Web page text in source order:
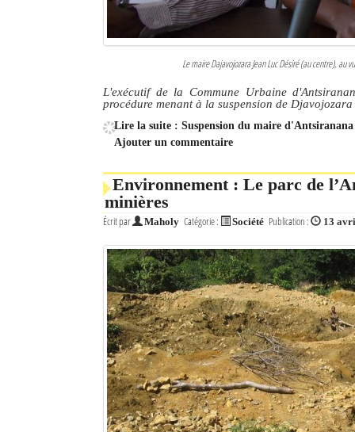
Le maire Dajavojozara Jean Luc Désiré (au centre),
L'exécutif de la Commune Urbaine
procédure menant à la suspension de
Lire la suite : Suspension du maire
Ajouter un commentaire
Environnement : Le parc de
minières
Écrit par Maholy Catégorie : Société Publication : 13